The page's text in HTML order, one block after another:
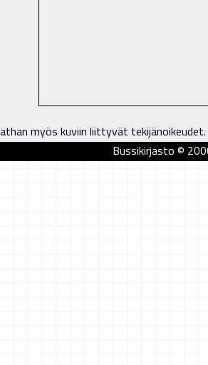
myös kuviin liittyvät tekijänoikeudet.
Bussikirjasto ©